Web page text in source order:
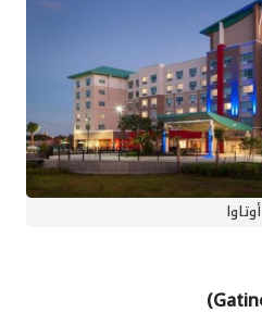
أوتاوا